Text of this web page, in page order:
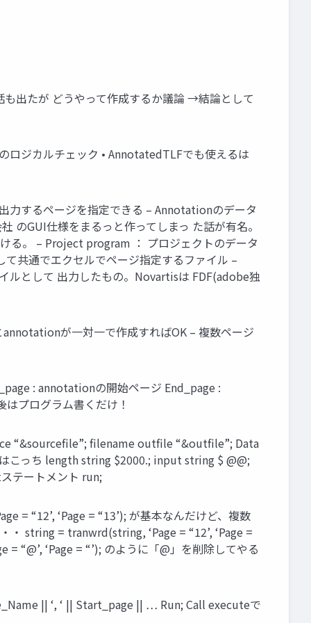
も出たが どうやって作成するか議論 →結論として
ロジカルチェック • AnnotatedTLFでも使えるは
力するページを指定できる – Annotationのデータ
のGUI仕様をまるっと作ってしまっ た話が有名。
る。 – Project program ： プロジェクトのデータ
共通でエクセルでページ指定するファイル –
ルとして 出力したもの。Novartisは FDF(adobe独
が一対一で作成すればOK – 複数ページ
: annotationの開始ページ End_page :
プログラム書くだけ！
“&sourcefile”; filename outfile “&outfile”; Data
っち length string $2000.; input string $ @@;
テートメント run;
= “12’, ‘Page = “13’); が基本なんだけど、複数
string = tranwrd(string, ‘Page = “12’, ‘Page =
“@’, ‘Page = “’); のように「@」を削除してやる
|| ‘, ‘ || Start_page || … Run; Call executeで